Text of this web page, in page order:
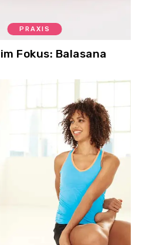
PRAXIS
Fokus: Balasana